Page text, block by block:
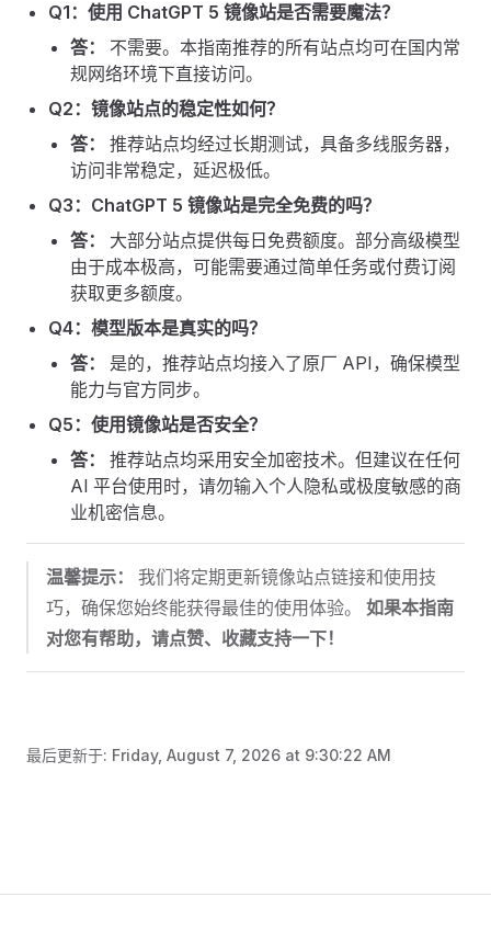
Q1：使用 ChatGPT 5 镜像站是否需要魔法？
答：
不需要。本指南推荐的所有站点均可在国内常
规网络环境下直接访问。
Q2：镜像站点的稳定性如何？
答：
推荐站点均经过长期测试，具备多线服务器，
访问非常稳定，延迟极低。
Q3：ChatGPT 5 镜像站是完全免费的吗？
答：
大部分站点提供每日免费额度。部分高级模型
由于成本极高，可能需要通过简单任务或付费订阅
获取更多额度。
Q4：模型版本是真实的吗？
答：
是的，推荐站点均接入了原厂 API，确保模型
能力与官方同步。
Q5：使用镜像站是否安全？
答：
推荐站点均采用安全加密技术。但建议在任何
AI 平台使用时，请勿输入个人隐私或极度敏感的商
业机密信息。
温馨提示：
我们将定期更新镜像站点链接和使用技
巧，确保您始终能获得最佳的使用体验。 如果本指南
对您有帮助，请点赞、收藏支持一下！
最后更新于: Friday, August 7, 2026 at 9:30:22 AM